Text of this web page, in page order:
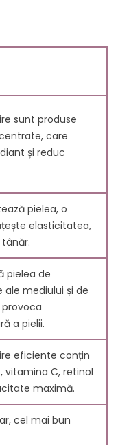
cu cel mai
ser anti-
anti-îmbătrânire
ser anti-
un ser anti-
anti-îmbătrânire
rezultatele cu cel
ser anti-
a pielii?
celui mai bun
mai bun ser anti-
sunt produse
care
și reduc
pielea, o
elasticitatea,
pielea de
mediului și de
a pielii.
eficiente conțin
vitamina C, retinol
maximă.
cel mai bun